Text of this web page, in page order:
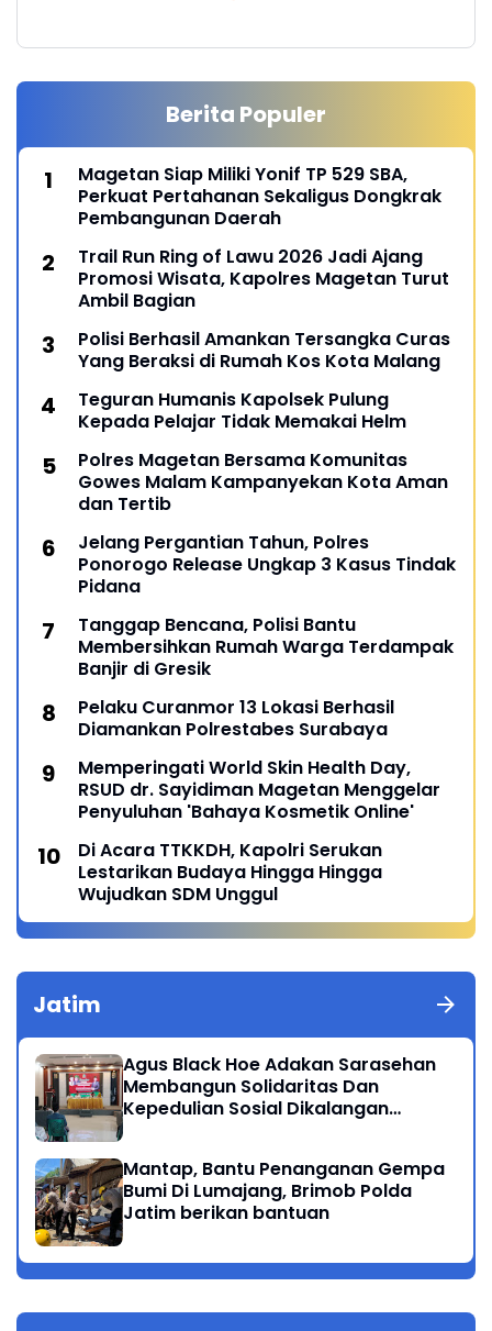
Berita Populer
Magetan Siap Miliki Yonif TP 529 SBA,
Perkuat Pertahanan Sekaligus Dongkrak
Pembangunan Daerah
Trail Run Ring of Lawu 2026 Jadi Ajang
Promosi Wisata, Kapolres Magetan Turut
Ambil Bagian
Polisi Berhasil Amankan Tersangka Curas
Yang Beraksi di Rumah Kos Kota Malang
Teguran Humanis Kapolsek Pulung
Kepada Pelajar Tidak Memakai Helm
Polres Magetan Bersama Komunitas
Gowes Malam Kampanyekan Kota Aman
dan Tertib
Jelang Pergantian Tahun, Polres
Ponorogo Release Ungkap 3 Kasus Tindak
Pidana
Tanggap Bencana, Polisi Bantu
Membersihkan Rumah Warga Terdampak
Banjir di Gresik
Pelaku Curanmor 13 Lokasi Berhasil
Diamankan Polrestabes Surabaya
Memperingati World Skin Health Day,
RSUD dr. Sayidiman Magetan Menggelar
Penyuluhan 'Bahaya Kosmetik Online'
Di Acara TTKKDH, Kapolri Serukan
Lestarikan Budaya Hingga Hingga
Wujudkan SDM Unggul
Jatim
Agus Black Hoe Adakan Sarasehan
Membangun Solidaritas Dan
Kepedulian Sosial Dikalangan
Mantap, Bantu Penanganan Gempa
Bumi Di Lumajang, Brimob Polda
Jatim berikan bantuan